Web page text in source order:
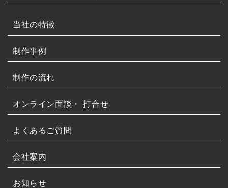
当社の特徴
制作事例
制作の流れ
オンライン面談・ 打合せ
よくあるご質問
会社案内
お知らせ